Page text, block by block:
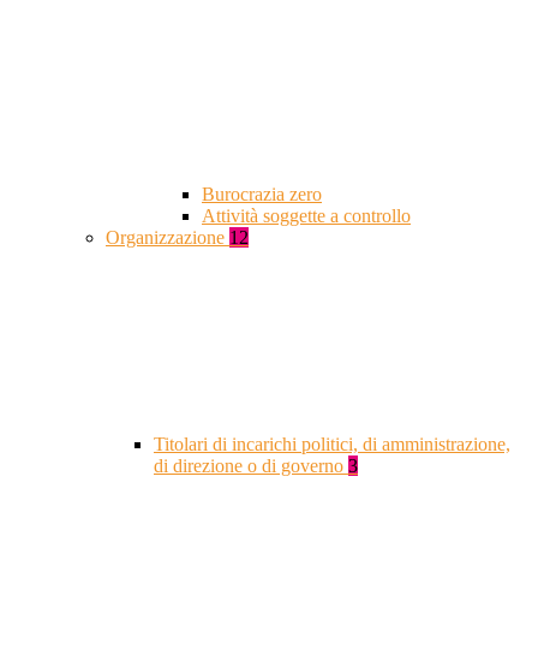
Burocrazia zero
Attività soggette a controllo
Organizzazione 12
Titolari di incarichi politici, di amministrazione,
di direzione o di governo 3